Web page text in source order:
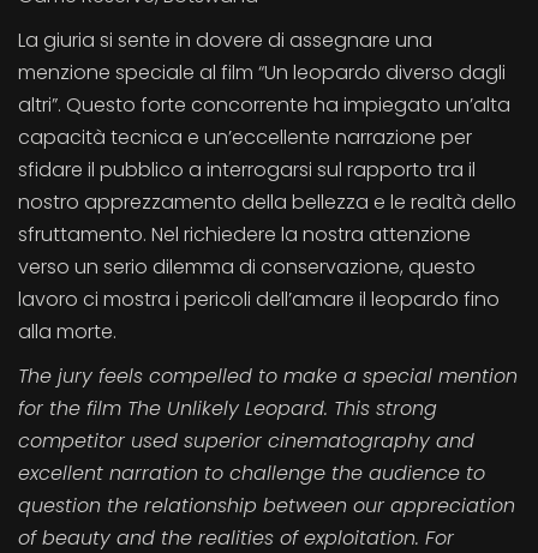
La giuria si sente in dovere di assegnare una
menzione speciale al film “Un leopardo diverso dagli
altri”. Questo forte concorrente ha impiegato un’alta
capacità tecnica e un’eccellente narrazione per
sfidare il pubblico a interrogarsi sul rapporto tra il
nostro apprezzamento della bellezza e le realtà dello
sfruttamento. Nel richiedere la nostra attenzione
verso un serio dilemma di conservazione, questo
lavoro ci mostra i pericoli dell’amare il leopardo fino
alla morte.
The jury feels compelled to make a special mention
for the film The Unlikely Leopard. This strong
competitor used superior cinematography and
excellent narration to challenge the audience to
question the relationship between our appreciation
of beauty and the realities of exploitation. For